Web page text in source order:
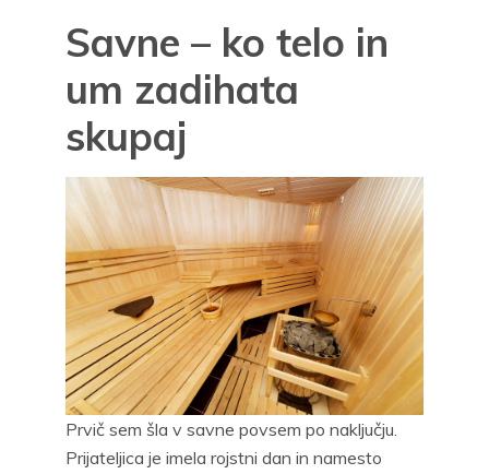
Savne – ko telo in
um zadihata
skupaj
Prvič sem šla v savne povsem po naključju.
Prijateljica je imela rojstni dan in namesto